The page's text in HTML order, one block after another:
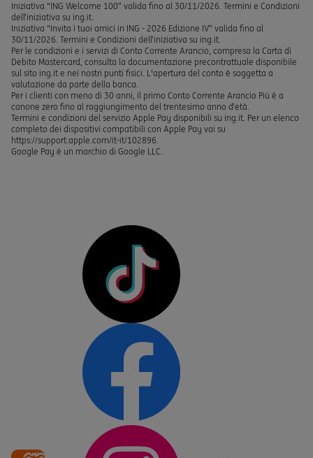
Iniziativa “ING Welcome 100” valida fino al 30/11/2026. Termini e Condizioni
dell’iniziativa su ing.it.
Iniziativa “Invita i tuoi amici in ING - 2026 Edizione IV” valida fino al
30/11/2026. Termini e Condizioni dell’iniziativa su ing.it.
Per le condizioni e i servizi di Conto Corrente Arancio, compresa la Carta di
Debito Mastercard, consulta la documentazione precontrattuale disponibile
sul sito ing.it e nei nostri punti fisici. L'apertura del conto è soggetta a
valutazione da parte della banca.
Per i clienti con meno di 30 anni, il primo Conto Corrente Arancio Più è a
canone zero fino al raggiungimento del trentesimo anno d’età.
Termini e condizioni del servizio Apple Pay disponibili su ing.it. Per un elenco
completo dei dispositivi compatibili con Apple Pay vai su
https://support.apple.com/it-it/102896.
Google Pay è un marchio di Google LLC.